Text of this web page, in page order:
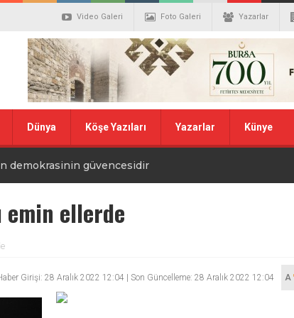
Video Galeri Foto Galeri Yazarlar
Dünya Köşe Yazıları Yazarlar Künye
24 Temmuz Açıklaması: “24 Temmuz, Basın
demokrasinin güvencesidir
FESTİVALİ GÖRKEMLİ BİR AÇILIŞLA BAŞLADI
BİBA VE VARANK’TAN
emin ellerde
Girişi: 28 Aralık 2022 12:04 | Son Güncelleme: 28 Aralık 2022 12:04 A